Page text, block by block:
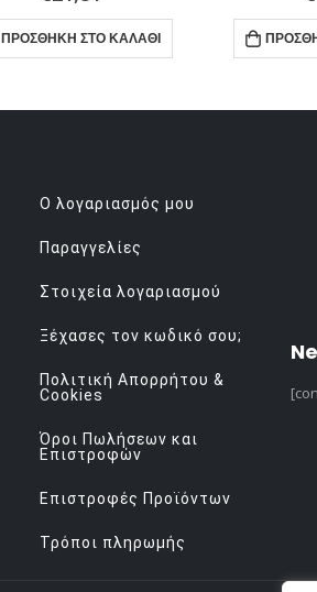
ΠΡΟΣΘΉΚΗ ΣΤΟ ΚΑΛΆΘΙ
Ο λογαριασμός μου
Παραγγελίες
Στοιχεία λογαριασμού
Ξέχασες τον κωδικό σου;
Πολιτική Απορρήτου &
Cookies
Όροι Πωλήσεων και
Επιστροφών
Επιστροφές Προϊόντων
Τρόποι πληρωμής